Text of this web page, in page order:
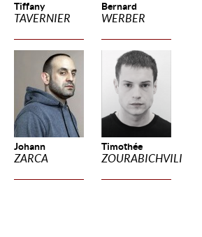
Tiffany
TAVERNIER
Bernard
WERBER
Johann
ZARCA
Timothée
ZOURABICHVILI